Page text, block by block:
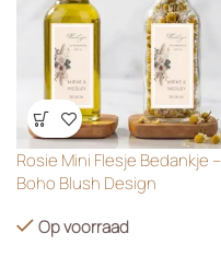
Wensenlijst
Rosie Mini Flesje Bedankje –
Boho Blush Design
Op voorraad